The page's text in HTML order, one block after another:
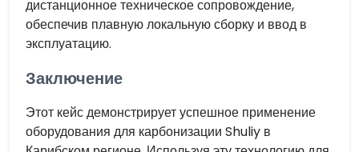
дистанционное техническое сопровождение,
обеспечив плавную локальную сборку и ввод в
эксплуатацию.
Заключение
Этот кейс демонстрирует успешное применение
оборудования для карбонизации Shuliy в